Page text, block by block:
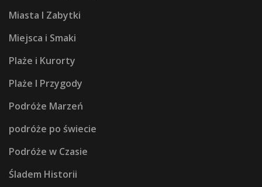
Miasta I Zabytki
Miejsca i Smaki
Plaże i Kurorty
Plaże I Przygody
Podróże Marzeń
podróże po świecie
Podróże w Czasie
Śladem Historii